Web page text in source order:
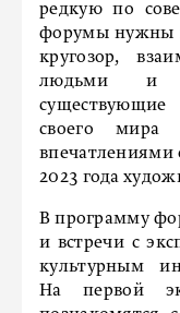
редкую по
форумы нужны
кругозор,
людьми и
своего мира
впечатлениями
2023 года
В программу
и встречи с
культурным
На первой